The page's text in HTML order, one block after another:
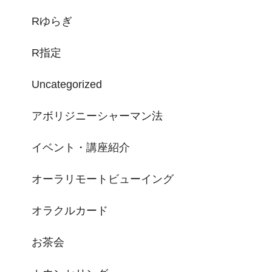
Rゆらぎ
R指定
Uncategorized
アボリジニーシャーマン法
イベント・講座紹介
オーラリモートビューイング
オラクルカード
お茶会